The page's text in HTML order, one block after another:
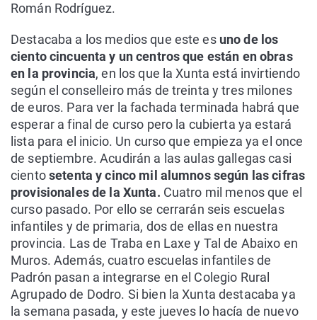
Román Rodríguez.
Destacaba a los medios que este es uno de los
ciento cincuenta y un centros que están en obras
en la provincia, en los que la Xunta está invirtiendo
según el conselleiro más de treinta y tres milones
de euros. Para ver la fachada terminada habrá que
esperar a final de curso pero la cubierta ya estará
lista para el inicio. Un curso que empieza ya el once
de septiembre. Acudirán a las aulas gallegas casi
cientosetenta y cinco mil alumnos según las cifras
provisionales de la Xunta. Cuatro mil menos que el
curso pasado. Por ello se cerrarán seis escuelas
infantiles y de primaria, dos de ellas en nuestra
provincia. Las de Traba en Laxe y Tal de Abaixo en
Muros. Además, cuatro escuelas infantiles de
Padrón pasan a integrarse en el Colegio Rural
Agrupado de Dodro. Si bien la Xunta destacaba ya
la semana pasada, y este jueves lo hacía de nuevo